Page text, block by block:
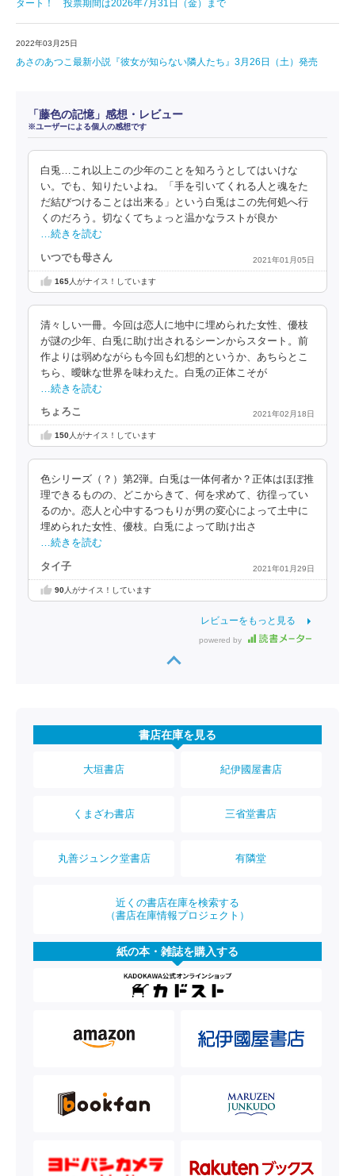
タート！ 投票期間は2026年7月31日（金）まで
2022年03月25日
あさのあつこ最新小説『彼女が知らない隣人たち』3月26日（土）発売
「藤色の記憶」感想・レビュー
※ユーザーによる個人の感想です
白兎…これ以上この少年のことを知ろうとしてはいけな
い。でも、知りたいよね。「手を引いてくれる人と魂をた
だ結びつけることは出来る」という白兎はこの先何処へ行
くのだろう。切なくてちょっと温かなラストが良か
…続きを読む
いつでも母さん 2021年01月05日
165人がナイス！しています
清々しい一冊。今回は恋人に地中に埋められた女性、優枝
が謎の少年、白兎に助け出されるシーンからスタート。前
作よりは弱めながらも今回も幻想的というか、あちらとこ
ちら、曖昧な世界を味わえた。白兎の正体こそが
…続きを読む
ちょろこ 2021年02月18日
150人がナイス！しています
色シリーズ（？）第2弾。白兎は一体何者か？正体はほぼ推
理できるものの、どこからきて、何を求めて、彷徨ってい
るのか。恋人と心中するつもりが男の変心によって土中に
埋められた女性、優枝。白兎によって助け出さ
…続きを読む
タイ子 2021年01月29日
90人がナイス！しています
レビューをもっと見る
powered by
書店在庫を見る
大垣書店 紀伊國屋書店
くまざわ書店 三省堂書店
丸善ジュンク堂書店 有隣堂
近くの書店在庫を検索する
（書店在庫情報プロジェクト）
紙の本・雑誌を購入する